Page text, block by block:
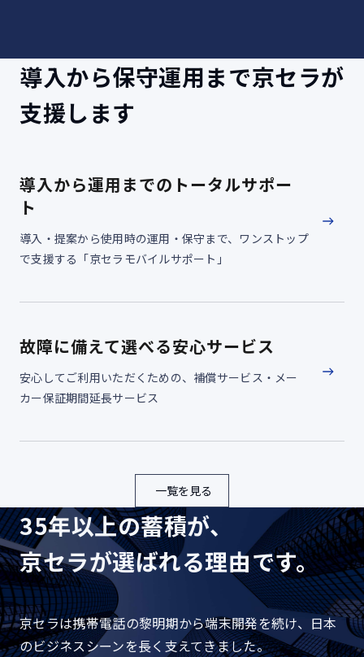
導入から保守運用まで京セラが
支援します
一覧を見る
導入から運用までのトータルサポー
ト
導入・提案から使用時の運用・保守まで、ワンストップ
で支援する「京セラモバイルサポート」
故障に備えて選べる安心サービス
安心してご利用いただくための、補償サービス・メー
カー保証期間延長サービス
35年以上の蓄積が、
京セラが選ばれる理由です。
京セラは携帯電話の黎明期から端末開発を続け、日本
のビジネスシーンを長く支えてきました。